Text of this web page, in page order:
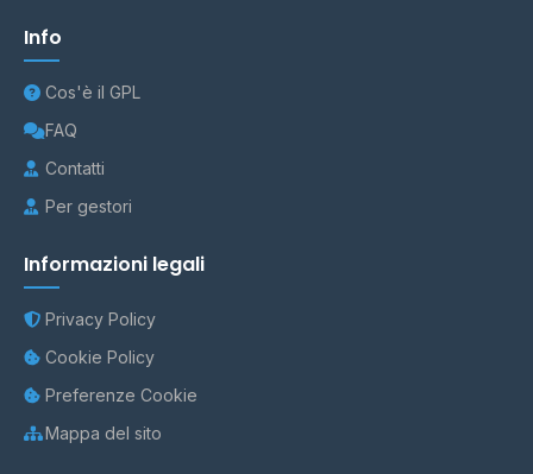
Info
Cos'è il GPL
FAQ
Contatti
Per gestori
Informazioni legali
Privacy Policy
Cookie Policy
Preferenze Cookie
Mappa del sito